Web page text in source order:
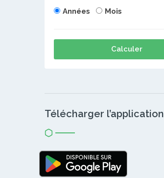
Années Mois
Calculer
Télécharger l’application